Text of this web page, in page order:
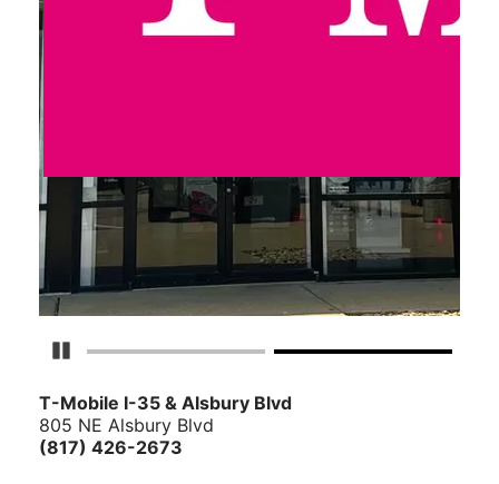
Detener carrusel
T-Mobile I-35 & Alsbury Blvd
805 NE Alsbury Blvd
(817) 426-2673